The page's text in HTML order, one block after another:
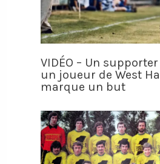
VIDÉO – Un
un joueur de West
marque un but